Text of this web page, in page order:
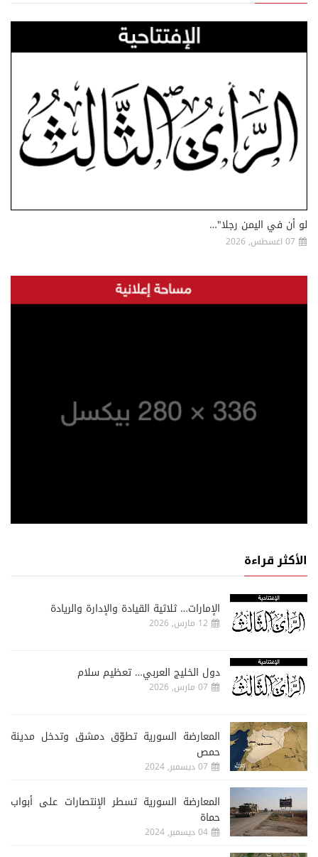
لو أن في اليمن رجلا"…
07 اغسطس, 2026
الأكثر قراءة
الإمارات… ثلاثية القيادة والإدارة والريادة
12 مارس, 2026
دول الخليج العربي… تعظيم سلام
07 مارس, 2026
المعارضة السورية تطوّق دمشق وتدخل مدينة
حمص
07 ديسمبر, 2024
المعارضة السورية تسطر الإنتصارات على أبواب
حماة
04 ديسمبر, 2024